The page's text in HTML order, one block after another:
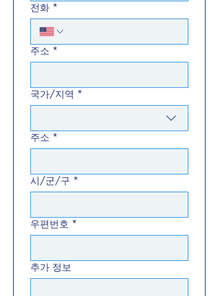
전화 *
주소 *
여러 줄의 주소
국가/지역 *
주소 *
시/군/구 *
우편번호 *
추가 정보